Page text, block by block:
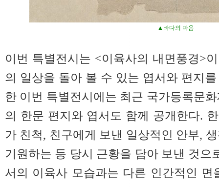
▲바다의 마음
이번 특별전시는 <이육사의 내면풍경>
의 일상을 돌아 볼 수 있는 엽서와 편지
한 이번 특별전시에는 최근 국가등록문
의 한문 편지와 엽서도 함께 공개한다.
가 친척, 친구에게 보낸 일상적인 안부,
기원하는 등 당시 근황을 담아 보낸 것으
서의 이육사 모습과는 다른 인간적인